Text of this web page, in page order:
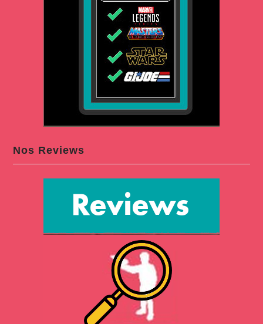
Nos Reviews